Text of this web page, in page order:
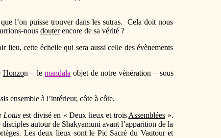
l’on puisse trouver dans les sutras. Cela doit nous
nous douterencore de sa vérité ?
lieu, cette échelle qui sera aussi celle des évènements
Honzon – le mandala objet de notre vénération – sous
ensemble à l’intérieur, côte à côte.
Lotusest divisé en « Deux lieux et trois Assemblées ».
autour de Shakyamuni avant l’apparition de la
Les deux lieux sont le Pic Sacré du Vautour et